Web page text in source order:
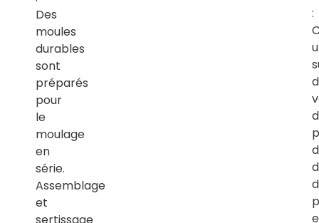
Des
moules
durables
sont
préparés
pour
le
moulage
en
série.
Assemblage
et
: